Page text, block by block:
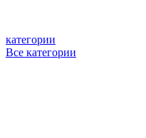
категории
Все категории